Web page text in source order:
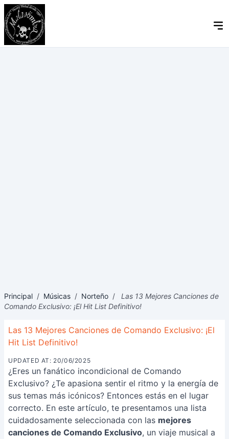
Principal / Músicas / Norteño /
Las 13 Mejores Canciones de
Comando Exclusivo: ¡El Hit List Definitivo!
Las 13 Mejores Canciones de Comando Exclusivo: ¡El
Hit List Definitivo!
UPDATED AT: 20/06/2025
¿Eres un fanático incondicional de Comando
Exclusivo? ¿Te apasiona sentir el ritmo y la energía de
sus temas más icónicos? Entonces estás en el lugar
correcto. En este artículo, te presentamos una lista
cuidadosamente seleccionada con las mejores
canciones de Comando Exclusivo, un viaje musical a